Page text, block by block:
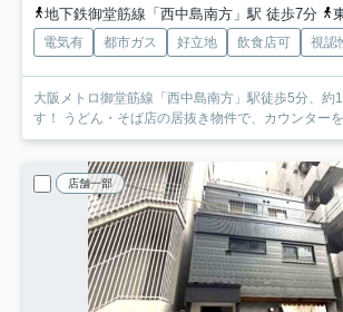
地下鉄御堂筋線「西中島南方」駅 徒歩7分
電気有 都市ガス 好立地 飲食店可 視認
大阪メトロ御堂筋線「西中島南方」駅徒歩5分、約
す！ うどん・そば店の居抜き物件で、カウンター
店舗一部